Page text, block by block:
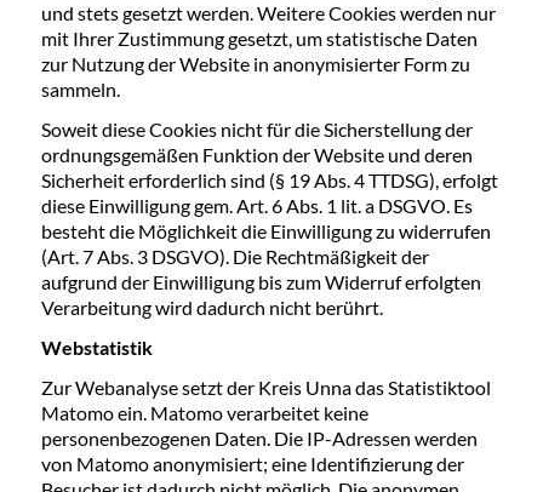
und stets gesetzt werden. Weitere Cookies werden nur
mit Ihrer Zustimmung gesetzt, um statistische Daten
zur Nutzung der Website in anonymisierter Form zu
sammeln.
Soweit diese Cookies nicht für die Sicherstellung der
ordnungsgemäßen Funktion der Website und deren
Sicherheit erforderlich sind (§ 19 Abs. 4 TTDSG), erfolgt
diese Einwilligung gem. Art. 6 Abs. 1 lit. a DSGVO. Es
besteht die Möglichkeit die Einwilligung zu widerrufen
(Art. 7 Abs. 3 DSGVO). Die Rechtmäßigkeit der
aufgrund der Einwilligung bis zum Widerruf erfolgten
Verarbeitung wird dadurch nicht berührt.
Webstatistik
Zur Webanalyse setzt der Kreis Unna das Statistiktool
Matomo ein. Matomo verarbeitet keine
personenbezogenen Daten. Die IP-Adressen werden
von Matomo anonymisiert; eine Identifizierung der